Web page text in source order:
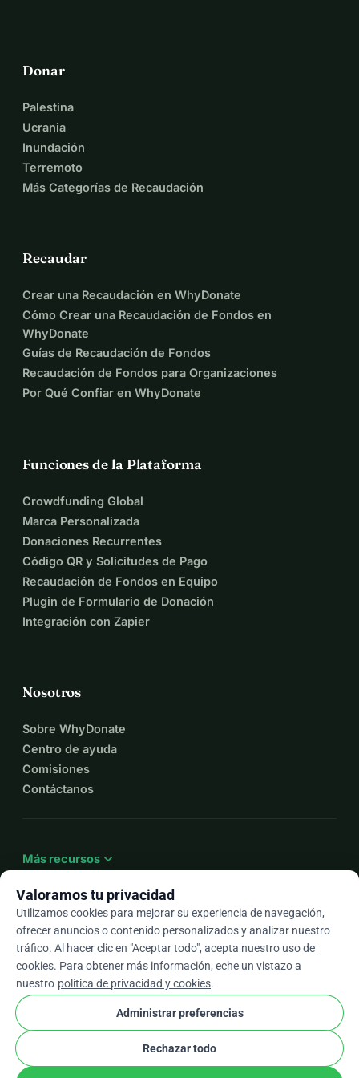
Donar
Palestina
Ucrania
Inundación
Terremoto
Más Categorías de Recaudación
Recaudar
Crear una Recaudación en WhyDonate
Cómo Crear una Recaudación de Fondos en
WhyDonate
Guías de Recaudación de Fondos
Recaudación de Fondos para Organizaciones
Por Qué Confiar en WhyDonate
Funciones de la Plataforma
Crowdfunding Global
Marca Personalizada
Donaciones Recurrentes
Código QR y Solicitudes de Pago
Recaudación de Fondos en Equipo
Plugin de Formulario de Donación
Integración con Zapier
Nosotros
Sobre WhyDonate
Centro de ayuda
Comisiones
Contáctanos
Más recursos expand_more
Esarrow_drop_down
★★★★★4,9 / 5 según más de 500 reseñas
WhyDonate
Privacidad y cookies
Términos y condiciones
Valoramos tu privacidad
Utilizamos cookies para mejorar su experiencia de navegación,
ofrecer anuncios o contenido personalizados y analizar nuestro
tráfico. Al hacer clic en "Aceptar todo", acepta nuestro uso de
cookies. Para obtener más información, eche un vistazo a
nuestro política de privacidad y cookies.
Administrar preferencias
Rechazar todo